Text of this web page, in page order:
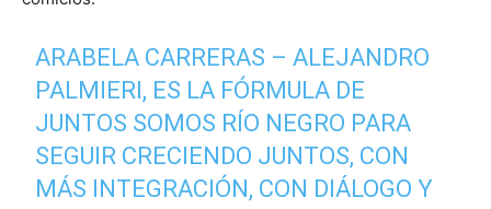
ARABELA CARRERAS – ALEJANDRO
PALMIERI, ES LA FÓRMULA DE
JUNTOS SOMOS RÍO NEGRO PARA
SEGUIR CRECIENDO JUNTOS, CON
MÁS INTEGRACIÓN, CON DIÁLOGO Y